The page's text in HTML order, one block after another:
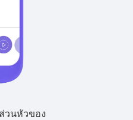
วนหัวของ